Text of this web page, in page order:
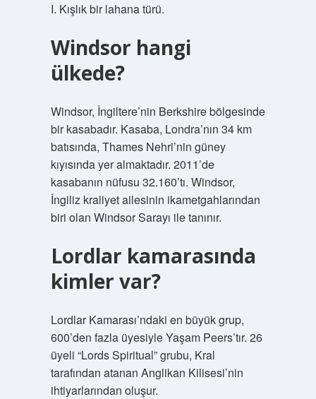
I. Kışlık bir lahana türü.
Windsor hangi
ülkede?
Windsor, İngiltere’nin Berkshire bölgesinde
bir kasabadır. Kasaba, Londra’nın 34 km
batısında, Thames Nehri’nin güney
kıyısında yer almaktadır. 2011’de
kasabanın nüfusu 32.160’tı. Windsor,
İngiliz kraliyet ailesinin ikametgahlarından
biri olan Windsor Sarayı ile tanınır.
Lordlar kamarasında
kimler var?
Lordlar Kamarası’ndaki en büyük grup,
600’den fazla üyesiyle Yaşam Peers’tır. 26
üyeli “Lords Spiritual” grubu, Kral
tarafından atanan Anglikan Kilisesi’nin
ihtiyarlarından oluşur.